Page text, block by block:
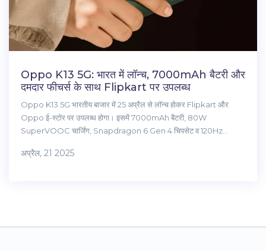
Oppo K13 5G: भारत में लॉन्च, 7000mAh बैटरी और
दमदार फीचर्स के साथ Flipkart पर उपलब्ध
Oppo K13 5G भारतीय बाजार में 25 अप्रैल से लॉन्च होकर Flipkart और
Oppo ई-स्टोर पर उपलब्ध होगा। इसमें 7000mAh बैटरी, 80W
SuperVOOC चार्जिंग, Snapdragon 6 Gen 4 चिपसेट व 120Hz
अप्रैल, 21 2025